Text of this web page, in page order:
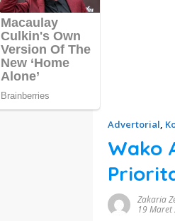
Advertorial,
Wako
Zakaria
19 Maret